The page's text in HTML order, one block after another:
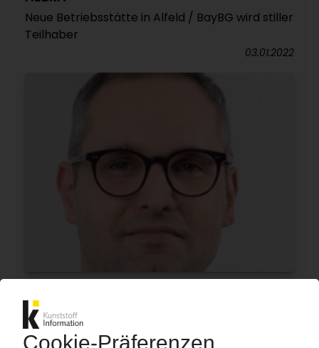
Neue Betriebsstätte in Alfeld / BayBG wird stiller
Teilhaber
03.01.2022
Simon Reiser vervollständigt Führungsteam